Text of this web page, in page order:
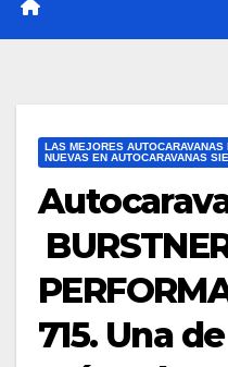
LAS MEJORES
NUEVAS EN AUTOCARAVANAS
715. Una